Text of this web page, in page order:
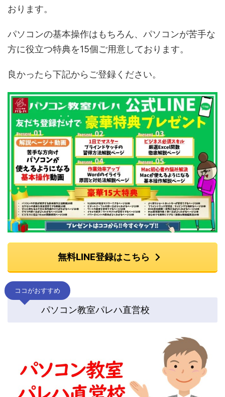
おります。
パソコンの基本操作はもちろん、パソコンが苦手な
方に役立つ特典を15個ご用意しております。
良かったら下記からご登録ください。
無料LINE登録はこちら
ココがおすすめ
パソコン教室パレハ直営校